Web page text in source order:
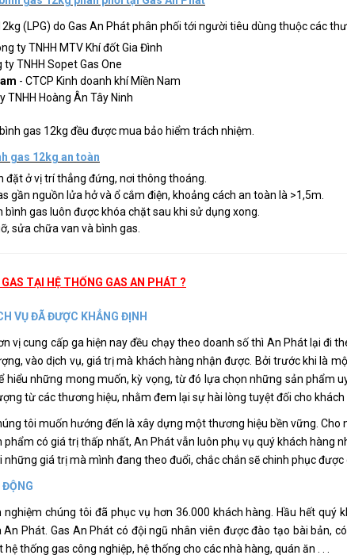
(LPG) do Gas An Phát phân phối tới người tiêu dùng thuộc các
ty TNHH MTV Khí đốt Gia Đình
ty TNHH Sopet Gas One
- CTCP Kinh doanh khí Miền Nam
TNHH Hoàng Ân Tây Ninh
gas 12kg đều được mua bảo hiểm trách nhiệm.
gas 12kg an toàn
đặt ở vị trí thẳng đứng, nơi thông thoáng.
gần nguồn lửa hở và ổ cắm điện, khoảng cách an toàn là >1,5m.
bình gas luôn được khóa chặt sau khi sử dụng xong.
sửa chữa van và bình gas.
TẠI HỆ THỐNG GAS AN PHÁT ?
VỤ ĐÃ ĐƯỢC KHẲNG ĐỊNH
vị cung cấp ga hiện nay đều chạy theo doanh số thì An Phát lại đi
vào dịch vụ, giá trị mà khách hàng nhận được. Bởi trước khi là
hiểu những mong muốn, kỳ vọng, từ đó lựa chọn những sản phẩm
từ các thương hiệu, nhằm đem lại sự hài lòng tuyệt đối cho khách
tôi muốn hướng đến là xây dựng một thương hiệu bền vững. Cho
phẩm có giá trị thấp nhất, An Phát vẫn luôn phụ vụ quý khách hàng
những giá trị mà mình đang theo đuổi, chắc chắn sẽ chinh phục
ĐỘNG
chúng tôi đã phục vụ hơn 36.000 khách hàng. Hầu hết quý
An Phát. Gas An Phát có đội ngũ nhân viên được đào tạo bài bản,
hệ thống gas công nghiệp, hệ thống cho các nhà hàng, quán ăn . . .